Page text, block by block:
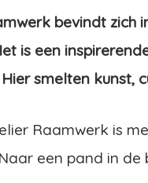
bevindt zich
is een
smelten kunst,
Raamwerk is
een pand in